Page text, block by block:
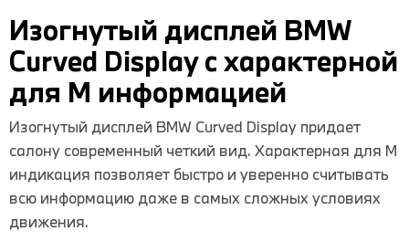
Изогнутый дисплей BMW
Curved Display с характерной
для M информацией
Изогнутый дисплей BMW Curved Display придает
салону современный четкий вид. Характерная для M
индикация позволяет быстро и уверенно считывать
всю информацию даже в самых сложных условиях
движения.